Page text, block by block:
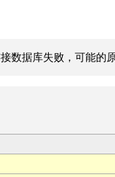
数据库失败，可能的